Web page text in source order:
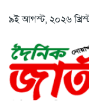
৯ই আগস্ট, ২০২৬